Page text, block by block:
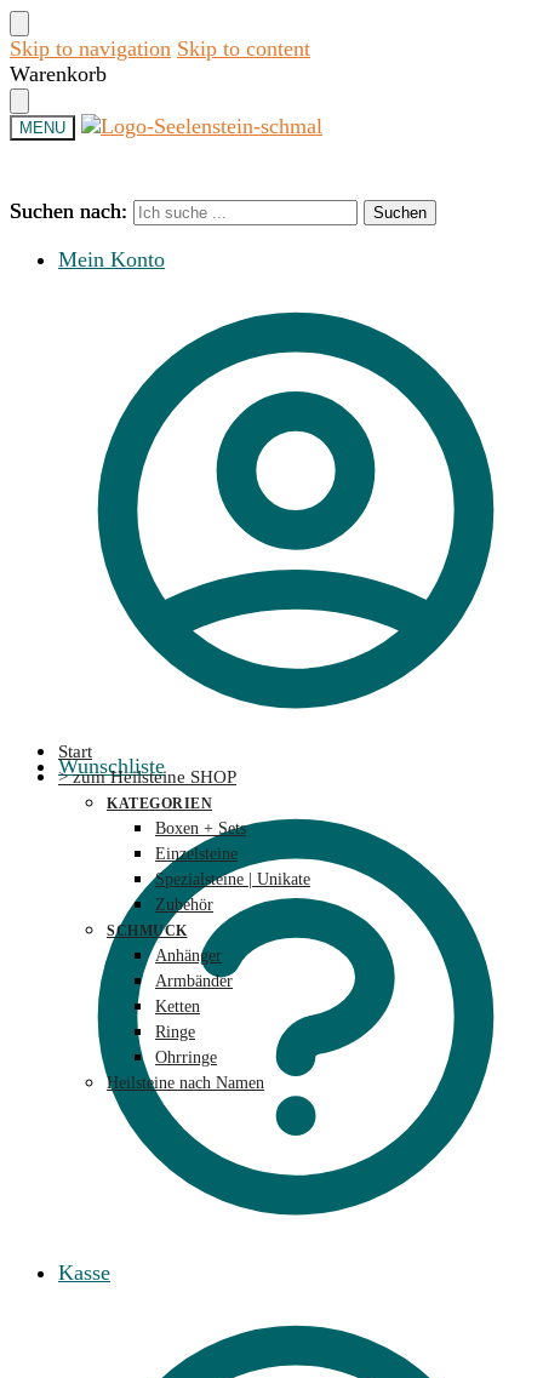
Skip to navigation Skip to content
Warenkorb
MENU
Suchen nach: Suchen
Mein Konto
Wunschliste
Kasse
Suchen nach: Suchen
Start
> zum Heilsteine SHOP
KATEGORIEN
Boxen + Sets
Einzelsteine
Spezialsteine | Unikate
Zubehör
SCHMUCK
Anhänger
Armbänder
Ketten
Ringe
Ohrringe
Heilsteine nach Namen